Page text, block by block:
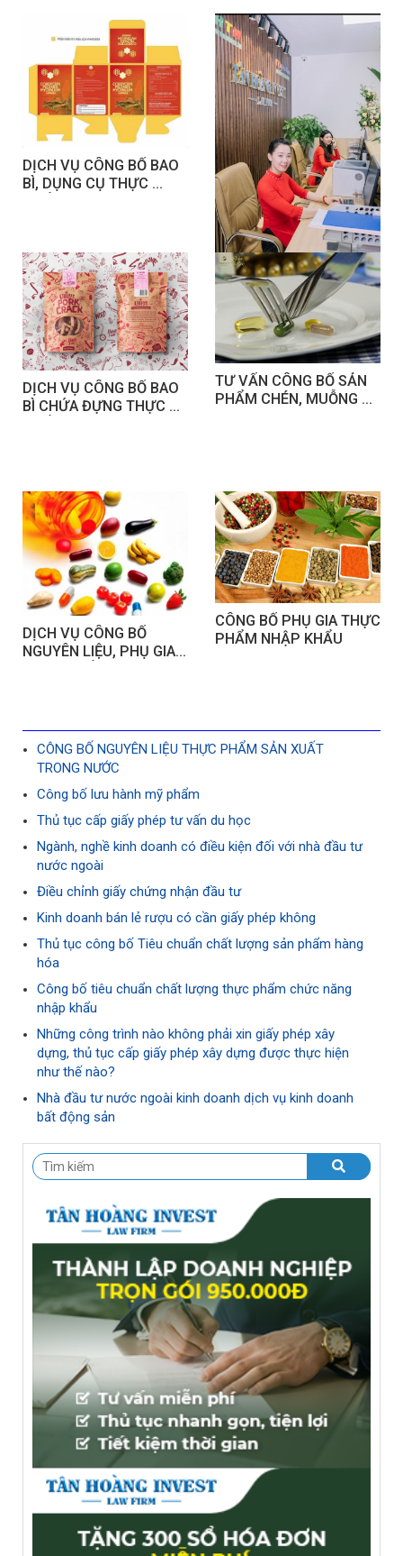
DỊCH VỤ CÔNG BỐ BAO
BÌ, DỤNG CỤ THỰC
GIÁM ĐỐC KHỚI NGHIỆP
- CEO
DỊCH VỤ CÔNG BỐ BAO
BÌ CHỨA ĐỰNG THỰC
TƯ VẤN CÔNG BỐ SẢN
PHẨM CHÉN, MUỖNG
DỊCH VỤ CÔNG BỐ
NGUYÊN LIỆU, PHỤ GIA
CÔNG BỐ PHỤ GIA THỰC
PHẨM NHẬP KHẨU
CÔNG BỐ NGUYÊN LIỆU THỰC PHẨM SẢN XUẤT
TRONG NƯỚC
Công bố lưu hành mỹ phẩm
Thủ tục cấp giấy phép tư vấn du học
Ngành, nghề kinh doanh có điều kiện đối với nhà đầu tư
nước ngoài
Điều chỉnh giấy chứng nhận đầu tư
Kinh doanh bán lẻ rượu có cần giấy phép không
Thủ tục công bố Tiêu chuẩn chất lượng sản phẩm hàng
hóa
Công bố tiêu chuẩn chất lượng thực phẩm chức năng
nhập khẩu
Những công trình nào không phải xin giấy phép xây
dựng, thủ tục cấp giấy phép xây dựng được thực hiện
như thế nào?
Nhà đầu tư nước ngoài kinh doanh dịch vụ kinh doanh
bất động sản